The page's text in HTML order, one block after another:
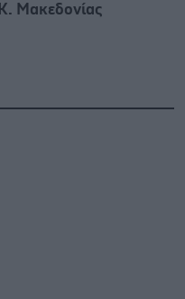
Κ. Μακεδονίας